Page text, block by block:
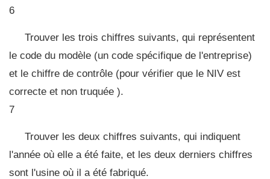
6
Trouver les trois chiffres suivants, qui représentent
le code du modèle (un code spécifique de l'entreprise)
et le chiffre de contrôle (pour vérifier que le NIV est
correcte et non truquée ).
7
Trouver les deux chiffres suivants, qui indiquent
l'année où elle a été faite, et les deux derniers chiffres
sont l'usine où il a été fabriqué.